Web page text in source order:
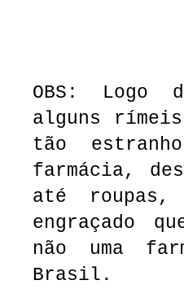
OBS: Logo
alguns
tão
farmácia,
até roupas,
engraçado
não uma
Brasil.